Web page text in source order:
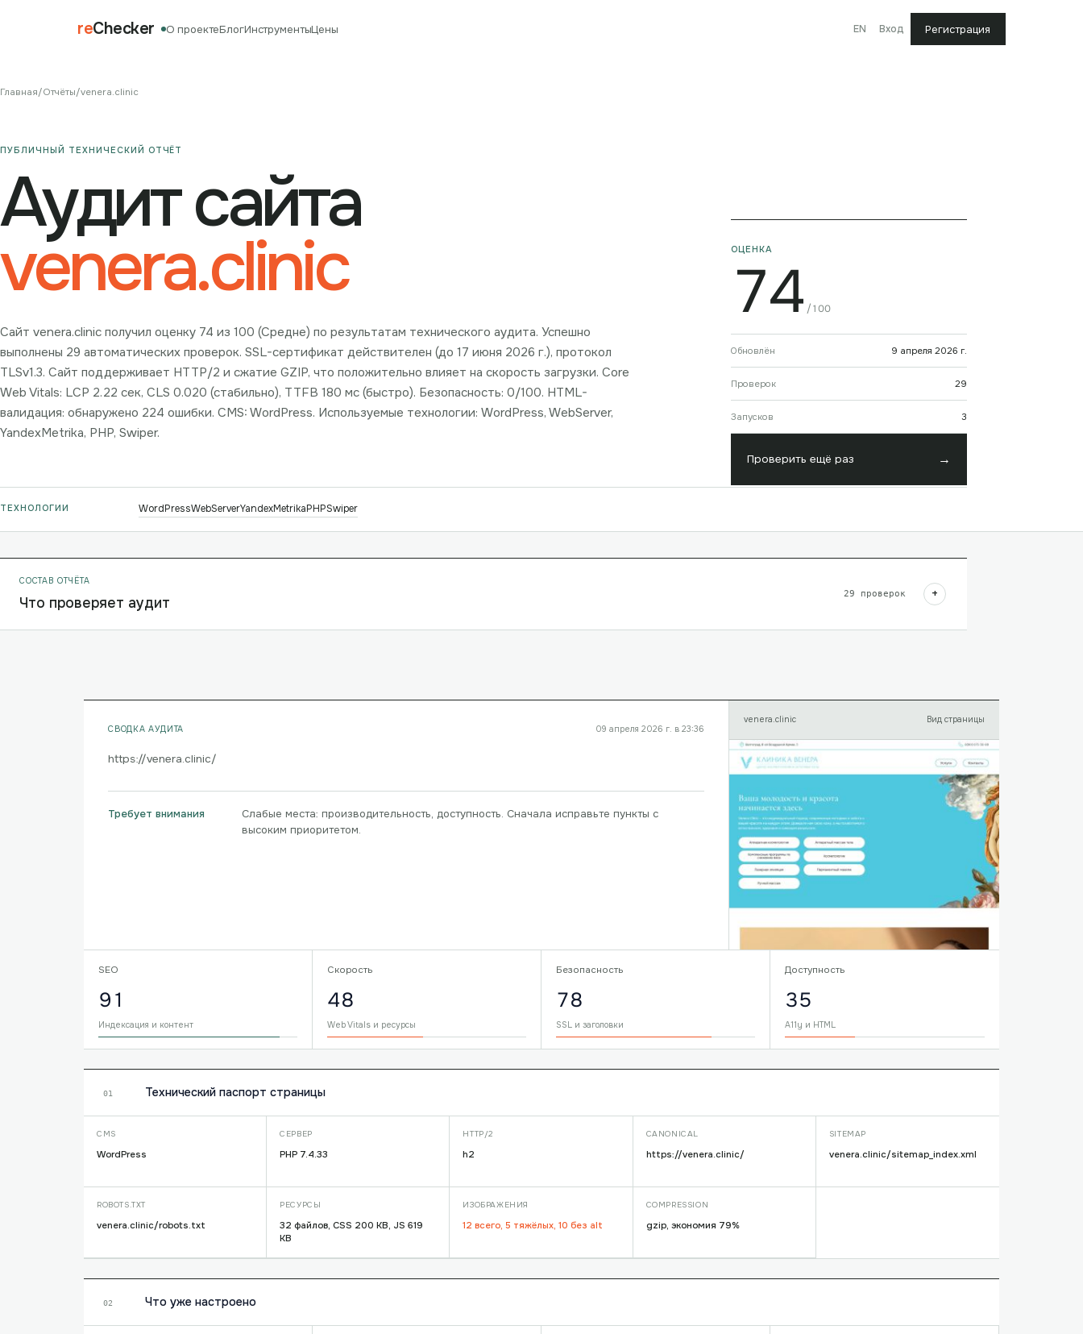
reChecker О проектеБлогИнструментыЦены EN Вход Регистрация
Главная/Отчёты/venera.clinic
ПУБЛИЧНЫЙ ТЕХНИЧЕСКИЙ ОТЧЁТ
Аудит сайта
venera.clinic
Сайт venera.clinic получил оценку 74 из 100 (Средне) по результатам технического аудита. Успешно
выполнены 29 автоматических проверок. SSL-сертификат действителен (до 17 июня 2026 г.), протокол
TLSv1.3. Сайт поддерживает HTTP/2 и сжатие GZIP, что положительно влияет на скорость загрузки. Core
Web Vitals: LCP 2.22 сек, CLS 0.020 (стабильно), TTFB 180 мс (быстро). Безопасность: 0/100. HTML-
валидация: обнаружено 224 ошибки. CMS: WordPress. Используемые технологии: WordPress, WebServer,
YandexMetrika, PHP, Swiper.
ОЦЕНКА
74 /100
Обновлён 9 апреля 2026 г.
Проверок 29
Запусков 3
Проверить ещё раз →
ТЕХНОЛОГИИ WordPressWebServerYandexMetrikaPHPSwiper
СОСТАВ ОТЧЁТА
Что проверяет аудит 29 проверок +
СВОДКА АУДИТА 09 апреля 2026 г. в 23:36
https://venera.clinic/
Требует внимания
Слабые места: производительность, доступность. Сначала исправьте пункты с
высоким приоритетом.
venera.clinic Вид страницы
SEO
91
Индексация и контент
Скорость
48
Web Vitals и ресурсы
Безопасность
78
SSL и заголовки
Доступность
35
A11y и HTML
01 Технический паспорт страницы
CMS
WordPress
СЕРВЕР
PHP 7.4.33
HTTP/2
h2
CANONICAL
https://venera.clinic/
SITEMAP
venera.clinic/sitemap_index.xml
ROBOTS.TXT
venera.clinic/robots.txt
РЕСУРСЫ
32 файлов, CSS 200 KB, JS 619
KB
ИЗОБРАЖЕНИЯ
12 всего, 5 тяжёлых, 10 без alt
COMPRESSION
gzip, экономия 79%
02 Что уже настроено